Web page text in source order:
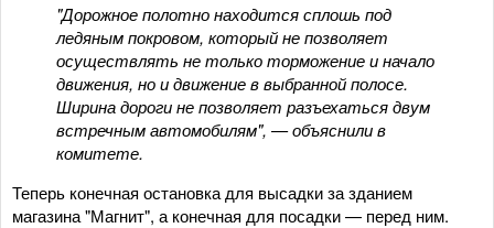
"Дорожное полотно находится сплошь под
ледяным покровом, который не позволяет
осуществлять не только торможение и начало
движения, но и движение в выбранной полосе.
Ширина дороги не позволяет разъехаться двум
встречным автомобилям", — объяснили в
комитете.
Теперь конечная остановка для высадки за зданием
магазина "Магнит", а конечная для посадки — перед ним.